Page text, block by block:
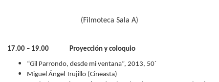
(Filmoteca Sala A)
17.00 – 19.00 Proyección y coloquio
“Gil Parrondo, desde mi ventana”, 2013, 50´
Miguel Ángel Trujillo (Cineasta)